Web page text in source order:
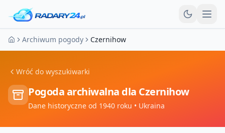
Strona główna
Archiwum pogody Czernihow
Wróć do wyszukiwarki
Pogoda archiwalna dla Czernihow
Dane historyczne od 1940 roku • Ukraina